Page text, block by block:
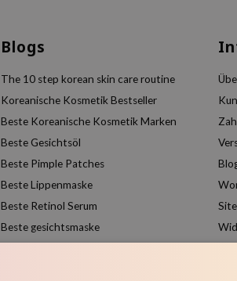
Blogs
The 10 step korean skin care routine
Koreanische Kosmetik Bestseller
Beste Koreanische Kosmetik Marken
Beste Gesichtsöl
Beste Pimple Patches
Beste Lippenmaske
Beste Retinol Serum
Beste gesichtsmaske